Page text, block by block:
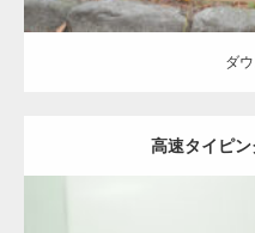
ダ
高速タイピ
【
ギネス世
【TV】